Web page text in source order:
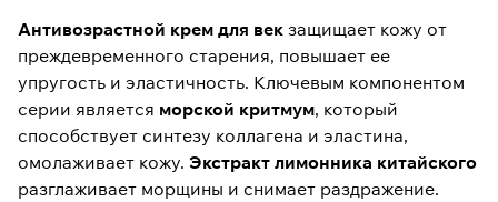
Антивозрастной крем для век защищает кожу от
преждевременного старения, повышает ее
упругость и эластичность. Ключевым компонентом
серии является морской критмум, который
способствует синтезу коллагена и эластина,
омолаживает кожу. Экстракт лимонника китайского
разглаживает морщины и снимает раздражение.